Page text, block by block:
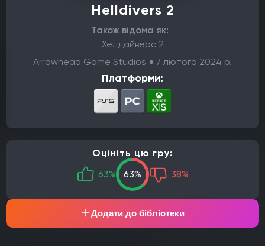
Helldivers 2
Також відома як:
Хелдайверс 2
Arrowhead Game Studios
7 лютого 2024 р.
Платформи:
Оцініть цю гру:
63%
63% 38%
Додати до бібліотеки